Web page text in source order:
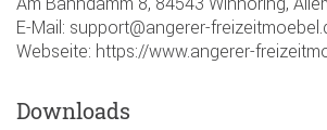
E-Mail: support@angerer-
Webseite: https://www.angerer-
Downloads